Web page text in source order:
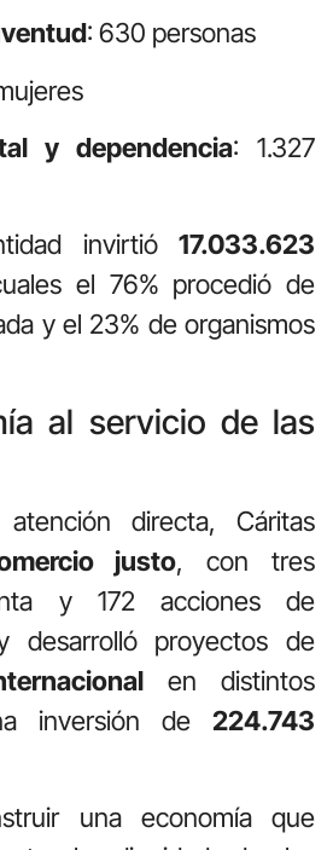
: 630 personas
y dependencia: 1.327
invirtió 17.033.623
el 76% procedió de
y el 23% de organismos
al servicio de las
directa, Cáritas
justo, con tres
y 172 acciones de
desarrolló proyectos de
en distintos
inversión de 224.743
una economía que